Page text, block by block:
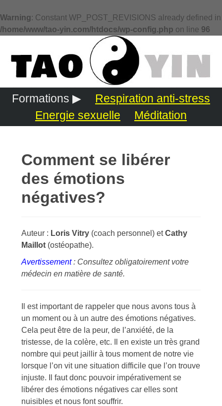
Warning: Constant WP_POST_REVISIONS already defined in
/home/www/tao-yin.com/htdocs/wp-config.php on line 96
Formations ▶
Respiration anti-stress
Energie sexuelle
Méditation
Comment se libérer
des émotions
négatives?
Auteur : Loris Vitry (coach personnel) etCathy
Maillot (ostéopathe).
Avertissement: Consultez obligatoirement votre
médecin en matière de santé.
Il est important de rappeler que nous avons tous à
un moment ou à un autre des émotions négatives.
Cela peut être de la peur, de l’anxiété, de la
tristesse, de la colère, etc. Il en existe un très grand
nombre qui peut jaillir à tous moment de notre vie
lorsque l’on vit une situation difficile que l’on trouve
injuste. Il faut donc pouvoir impérativement se
libérer des émotions négatives car elles sont
nuisibles et nous font souffrir.